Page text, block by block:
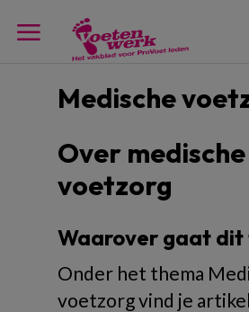
Medische
Over medische
voetzorg
Waarover gaat dit
Onder het thema
voetzorg vind je